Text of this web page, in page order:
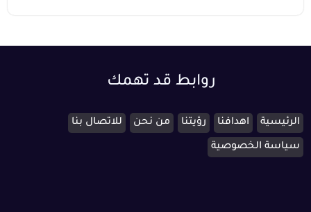
روابط قد تهمك
الرئيسية اهدافنا رؤيتنا من نحن للاتصال بنا
سياسة الخصوصية